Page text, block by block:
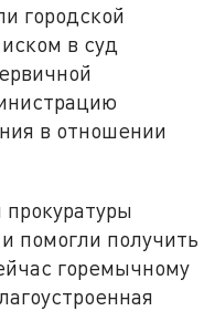
городской
в суд
в отношении
помогли получить
горемычному